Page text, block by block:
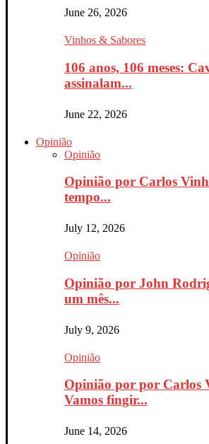
June 26, 2026
Vinhos & Sabores
106 anos, 106 meses:
assinalam...
June 22, 2026
Opinião
Opinião
Opinião por Carlos
tempo...
July 12, 2026
Opinião
Opinião por John
um mês...
July 9, 2026
Opinião
Opinião por por Carlos
Vamos fingir...
June 14, 2026